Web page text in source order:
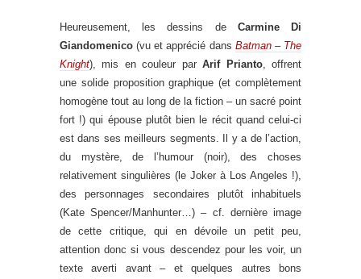
Heureusement, les dessins de Carmine Di
Giandomenico (vu et apprécié dans Batman – The
Knight), mis en couleur parArif Prianto, offrent
une solide proposition graphique (et complètement
homogène tout au long de la fiction – un sacré point
fort !) qui épouse plutôt bien le récit quand celui-ci
est dans ses meilleurs segments. Il y a de l’action,
du mystère, de l’humour (noir), des choses
relativement singulières (le Joker à Los Angeles !),
des personnages secondaires plutôt inhabituels
(Kate Spencer/Manhunter…) – cf. dernière image
de cette critique, qui en dévoile un petit peu,
attention donc si vous descendez pour les voir, un
texte averti avant – et quelques autres bons